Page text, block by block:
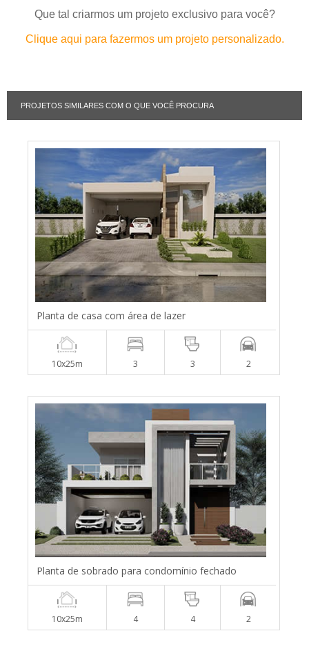
Que tal criarmos um projeto exclusivo para você?
Clique aqui para fazermos um projeto personalizado.
PROJETOS SIMILARES COM O QUE VOCÊ PROCURA
Planta de casa com área de lazer
10x25m 3 3 2
Planta de sobrado para condomínio fechado
10x25m 4 4 2